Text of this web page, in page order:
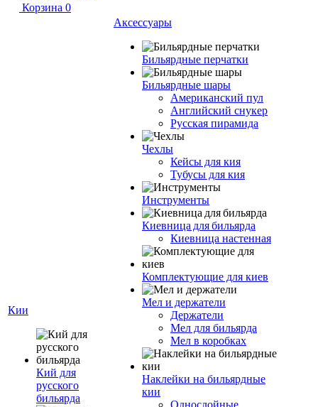
Корзина 0
Кии
Кий для
русского
бильярда
Аксессуары
Бильярдные перчатки
Бильярдные шары
Американский пул
Английский снукер
Русская пирамида
Чехлы
Кейсы для кия
Тубусы для кия
Инструменты
Киевница для бильярда
Киевница настенная
Комплектующие для киев
Мел и держатели
Держатели
Мел для бильярда
Мел в коробках
Наклейки на бильярдные
кии
Однослойные